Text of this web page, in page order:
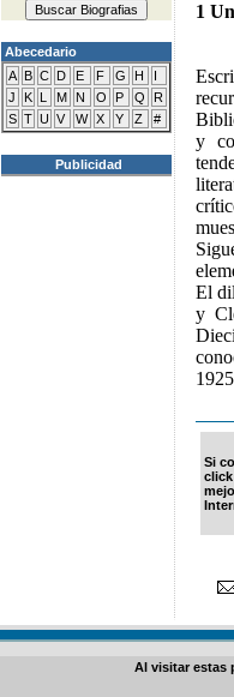
Abecedario
A B C D E F G H
I
J
K L M N O P Q
R
S T U V W X Y Z #
Publicidad
1
y
El
y
Si
Al visitar estas